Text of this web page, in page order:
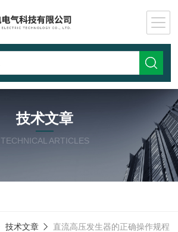
技术文章
TECHNICAL ARTICLES
技术文章 直流高压发生器的正确操作规程